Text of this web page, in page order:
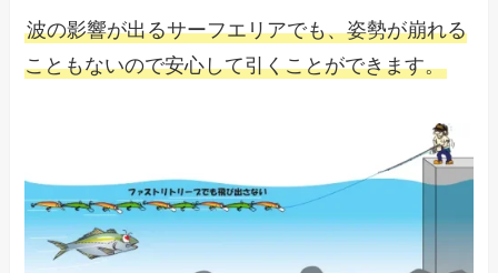
波の影響が出るサーフエリアでも、姿勢が崩れる
こともないので安心して引くことができます。